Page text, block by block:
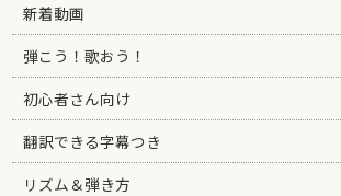
新着動画
弾こう！歌おう！
初心者さん向け
翻訳できる字幕つき
リズム＆弾き方